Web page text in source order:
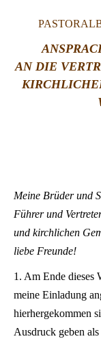
AN DIE
Meine Brüder und
Führer und
und kirchlichen
liebe Freunde!
1. Am Ende dieses
meine Einladung
hierhergekommen
Ausdruck geben